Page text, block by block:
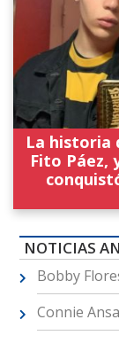
La historia
Fito Páez,
NOTICIAS
Bobby
Connie